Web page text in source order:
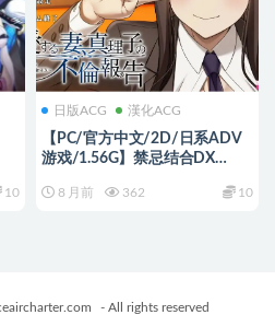
10
日版ACG 漢化ACG
【PC/官方中文/2D/日系ADV
游戏/1.56G】禁忌结合DX
文版+2D日系ADV游戏+1.56G
8 月前 362 10
- All rights reserved